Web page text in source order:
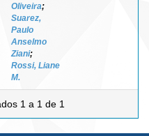
Oliveira;
Suarez,
Paulo
Anselmo
Ziani;
Rossi, Liane
M.
1 a 1 de 1